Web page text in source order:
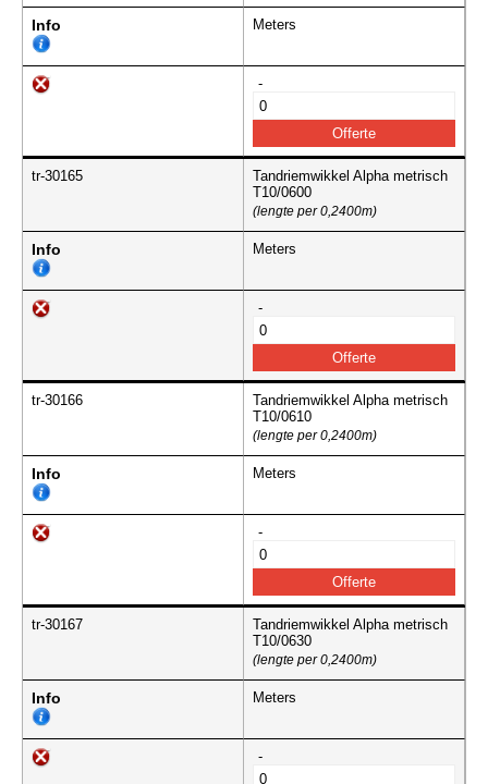
Info Meters
-
tr-30165
Tandriemwikkel Alpha metrisch
T10/0600
(lengte per 0,2400m)
Info Meters
-
tr-30166
Tandriemwikkel Alpha metrisch
T10/0610
(lengte per 0,2400m)
Info Meters
-
tr-30167
Tandriemwikkel Alpha metrisch
T10/0630
(lengte per 0,2400m)
Info Meters
-